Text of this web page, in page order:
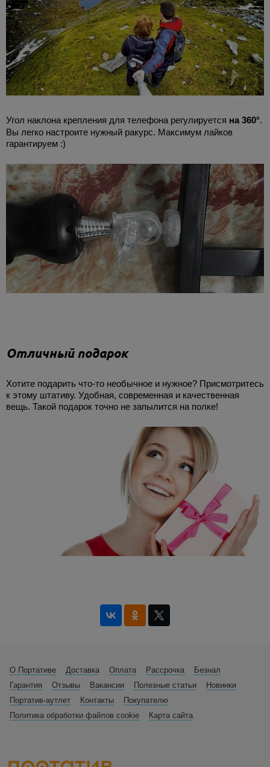
Угол наклона крепления для телефона регулируется на 360°.
Вы легко настроите нужный ракурс. Максимум лайков
гарантируем :)
Отличный подарок
Хотите подарить что-то необычное и нужное? Присмотритесь
к этому штативу. Удобная, современная и качественная
вещь. Такой подарок точно не запылится на полке!
О Портативе Доставка Оплата Рассрочка
Безнал
Гарантия
Отзывы Вакансии Полезные статьи
Новинки
Портатив-аутлет
Контакты
Покупателю
Политика обработки файлов cookie
Карта сайта